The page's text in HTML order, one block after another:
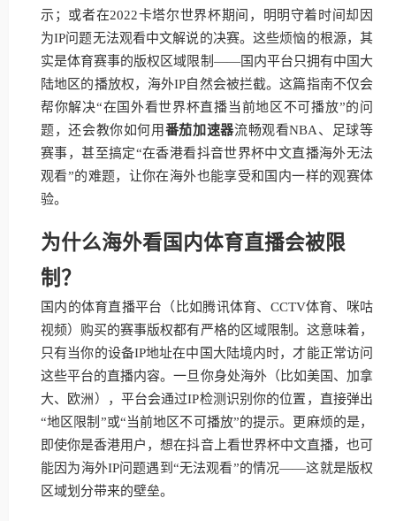
示；或者在2022卡塔尔世界杯期间，明明守着时间却因
为IP问题无法观看中文解说的决赛。这些烦恼的根源，其
实是体育赛事的版权区域限制——国内平台只拥有中国大
陆地区的播放权，海外IP自然会被拦截。这篇指南不仅会
帮你解决“在国外看世界杯直播当前地区不可播放”的问
题，还会教你如何用番茄加速器流畅观看NBA、足球等
赛事，甚至搞定“在香港看抖音世界杯中文直播海外无法
观看”的难题，让你在海外也能享受和国内一样的观赛体
验。
为什么海外看国内体育直播会被限
制？
国内的体育直播平台（比如腾讯体育、CCTV体育、咪咕
视频）购买的赛事版权都有严格的区域限制。这意味着，
只有当你的设备IP地址在中国大陆境内时，才能正常访问
这些平台的直播内容。一旦你身处海外（比如美国、加拿
大、欧洲），平台会通过IP检测识别你的位置，直接弹出
“地区限制”或“当前地区不可播放”的提示。更麻烦的是，
即使你是香港用户，想在抖音上看世界杯中文直播，也可
能因为海外IP问题遇到“无法观看”的情况——这就是版权
区域划分带来的壁垒。